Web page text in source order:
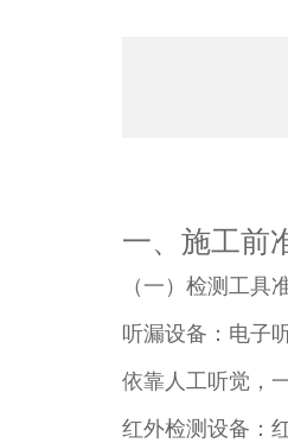
一、施工前
（一）检测工具
听漏设备：电子
依靠人工听觉，
红外检测设备：